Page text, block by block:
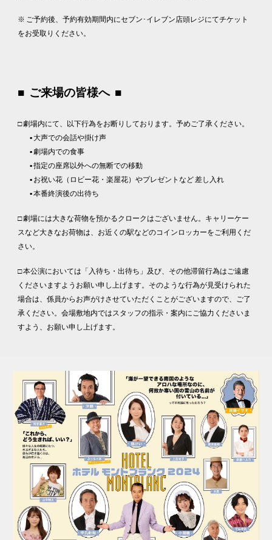
※ ご予約後、予約有効期間内にセブン･イレブン店頭レジにてチケット
をお受取りください。
■ ご来場の皆様へ ■
□ 劇場内にて、以下行為をお断りしております。予めご了承ください。
▪︎ 大声での会話や掛け声
▪︎ 劇場内での食事
▪︎ 指定の座席以外への無断での移動
▪︎ お祝い花（ロビー花・楽屋花）やプレゼントなど 差し入れ
▪︎ 本番終演後の出待ち
□劇場には大きな荷物を預かるクロークはございません。キャリーケー
スなど大きなお荷物は、お近くの駅などのコインロッカーをご利用くだ
さい。
□ 本公演においては「入待ち・出待ち」及び、その他滞留行為はご遠慮
くださいますようお願い申し上げます。そのような行為が見受けられた
場合は、係員からお声がけさせていただくことがございますので、ご了
承ください。会場敷地内ではスタッフの指示・案内にご協力くださいま
すよう、お願い申し上げます。